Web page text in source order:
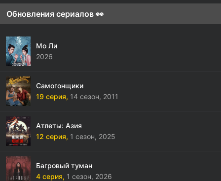
Обновления сериалов 👀
Мо Ли
2026
Самогонщики
19 серия, 14 сезон, 2011
Атлеты: Азия
12 серия, 1 сезон, 2025
Багровый туман
4 серия, 1 сезон, 2026